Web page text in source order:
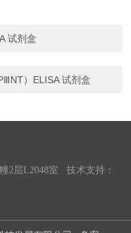
试剂盒
）ELISA 试剂盒
2层L2048室 技术支持：